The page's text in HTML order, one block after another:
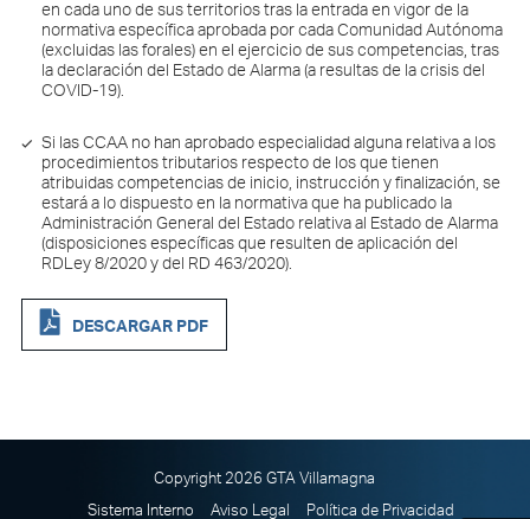
en cada uno de sus territorios tras la entrada en vigor de la
normativa específica aprobada por cada Comunidad Autónoma
(excluidas las forales) en el ejercicio de sus competencias, tras
la declaración del Estado de Alarma (a resultas de la crisis del
COVID-19).
Si las CCAA no han aprobado especialidad alguna relativa a los
procedimientos tributarios respecto de los que tienen
atribuidas competencias de inicio, instrucción y finalización, se
estará a lo dispuesto en la normativa que ha publicado la
Administración General del Estado relativa al Estado de Alarma
(disposiciones específicas que resulten de aplicación del
RDLey 8/2020 y del RD 463/2020).
DESCARGAR PDF
Copyright 2026 GTA Villamagna
Sistema Interno Aviso Legal Política de Privacidad